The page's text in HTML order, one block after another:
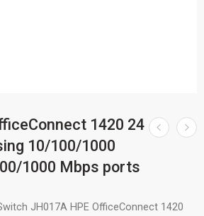
1420 24
10/100/1000
1000 Mbps ports
JH017A HPE OfficeConnect 1420